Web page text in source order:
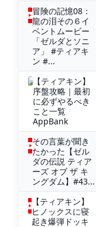
冒険の記憶08：
龍の泪その６イ
ベントムービー
「ゼルダとソニ
ア」 #ティアキ
ン #...
【ティアキン】
序盤攻略｜最初
に必ずやるべき
こと一覧
AppBank
その言葉が聞き
たかった【ゼル
ダの伝説 ティア
ーズ オブ ザ キ
ングダム】#43...
【ティアキン】
ヒノックスに寝
起き爆弾ドッキ